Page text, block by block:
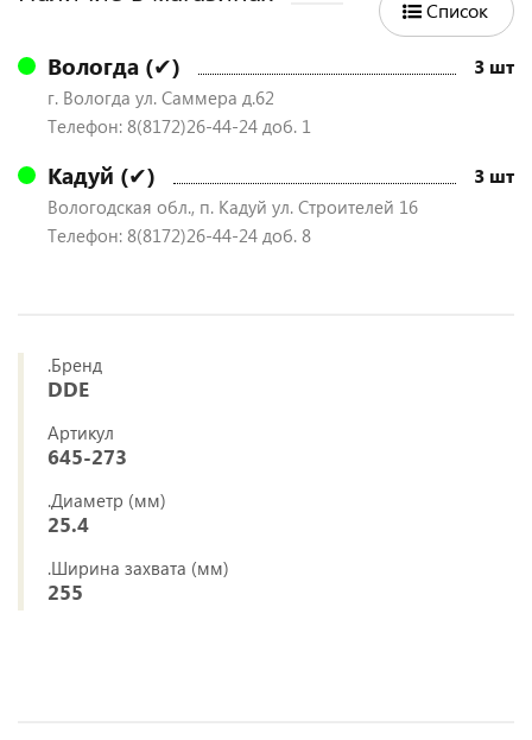
Список
Вологда (✔) 3 шт
г. Вологда ул. Саммера д.62
Телефон: 8(8172)26-44-24 доб. 1
Кадуй (✔) 3 шт
Вологодская обл., п. Кадуй ул. Строителей 16
Телефон: 8(8172)26-44-24 доб. 8
.Бренд
DDE
Артикул
645-273
.Диаметр (мм)
25.4
.Ширина захвата (мм)
255